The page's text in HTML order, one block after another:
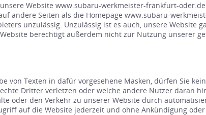
Website www.subaru-werkmeister-frankfurt-
andere Seiten als die Homepage www.subaru-
unzulässig. Unzulässig ist es auch, unsere
berechtigt außerdem nicht zur Nutzung unserer
von Texten in dafür vorgesehene Masken, dürfen Sie
Dritter verletzen oder welche andere Nutzer daran
oder den Verkehr zu unserer Website durch
auf die Website jederzeit und ohne Ankündigung